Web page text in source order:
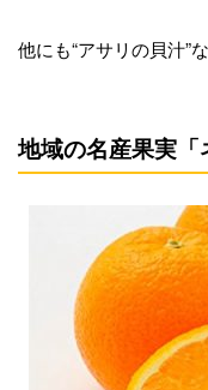
他にも“アサリの貝汁”
地域の名産果実「